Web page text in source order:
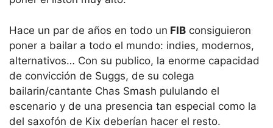
Hace un par de años en todo un FIB consiguieron
poner a bailar a todo el mundo: indies, modernos,
alternativos… Con su publico, la enorme capacidad
de convicción de Suggs, de su colega
bailarin/cantante Chas Smash pululando el
escenario y de una presencia tan especial como la
del saxofón de Kix deberían hacer el resto.